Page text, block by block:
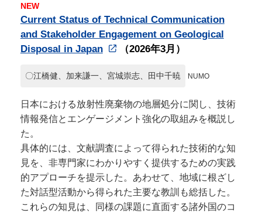
NEW
Current Status of Technical Communication
and Stakeholder Engagement on Geological
Disposal in Japan
（2026年3月）
〇江橋健、加来謙一、宮城崇志、田中千暁 NUMO
日本における放射性廃棄物の地層処分に関し、技術
情報発信とエンゲージメント強化の取組みを概説し
た。
具体的には、文献調査によって得られた技術的な知
見を、非専門家にわかりやすく提供するための実践
的アプローチを提示した。あわせて、地域に根ざし
た対話型活動から得られた主要な教訓も総括した。
これらの知見は、同様の課題に直面する諸外国のコ